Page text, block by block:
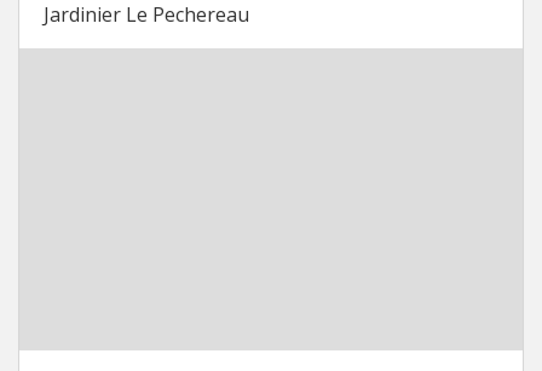
Jardinier Le Pechereau